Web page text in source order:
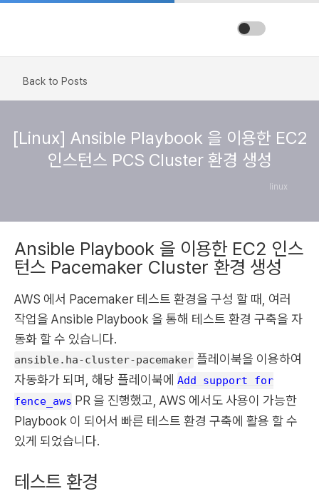
Back to Posts
[Linux] Ansible Playbook 을 이용한 EC2
인스턴스 PCS Cluster 환경 생성
linux
Ansible Playbook 을 이용한 EC2 인스
턴스 Pacemaker Cluster 환경 생성
AWS 에서 Pacemaker 테스트 환경을 구성 할 때, 여러
작업을 Ansible Playbook 을 통해 테스트 환경 구축을 자
동화 할 수 있습니다.
ansible.ha-cluster-pacemaker 플레이북을 이용하여
자동화가 되며, 해당 플레이북에 Add support for
fence_aws PR 을 진행했고, AWS 에서도 사용이 가능한
Playbook 이 되어서 빠른 테스트 환경 구축에 활용 할 수
있게 되었습니다.
테스트 환경